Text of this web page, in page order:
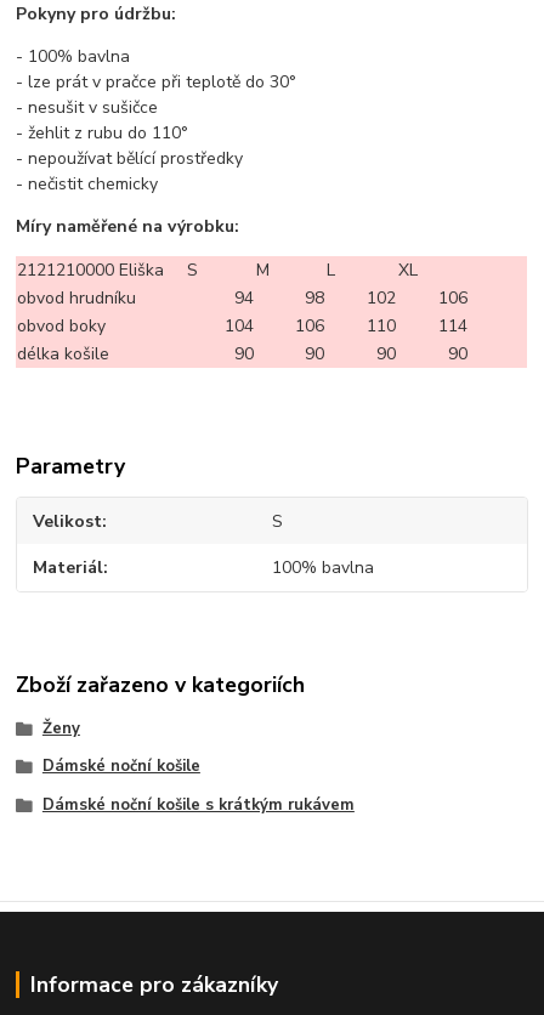
Pokyny pro údržbu:
- 100% bavlna
- lze prát v pračce při teplotě do 30°
- nesušit v sušičce
- žehlit z rubu do 110°
- nepoužívat bělící prostředky
- nečistit chemicky
Míry naměřené na výrobku:
2121210000 Eliška
S M L
XL
obvod hrudníku
94 98 102
106
obvod boky
104 106 110
114
délka košile
90 90 90 90
Parametry
Velikost S
Materiál 100% bavlna
Zboží zařazeno v kategoriích
Ženy
Dámské noční košile
Dámské noční košile s krátkým rukávem
Informace pro zákazníky